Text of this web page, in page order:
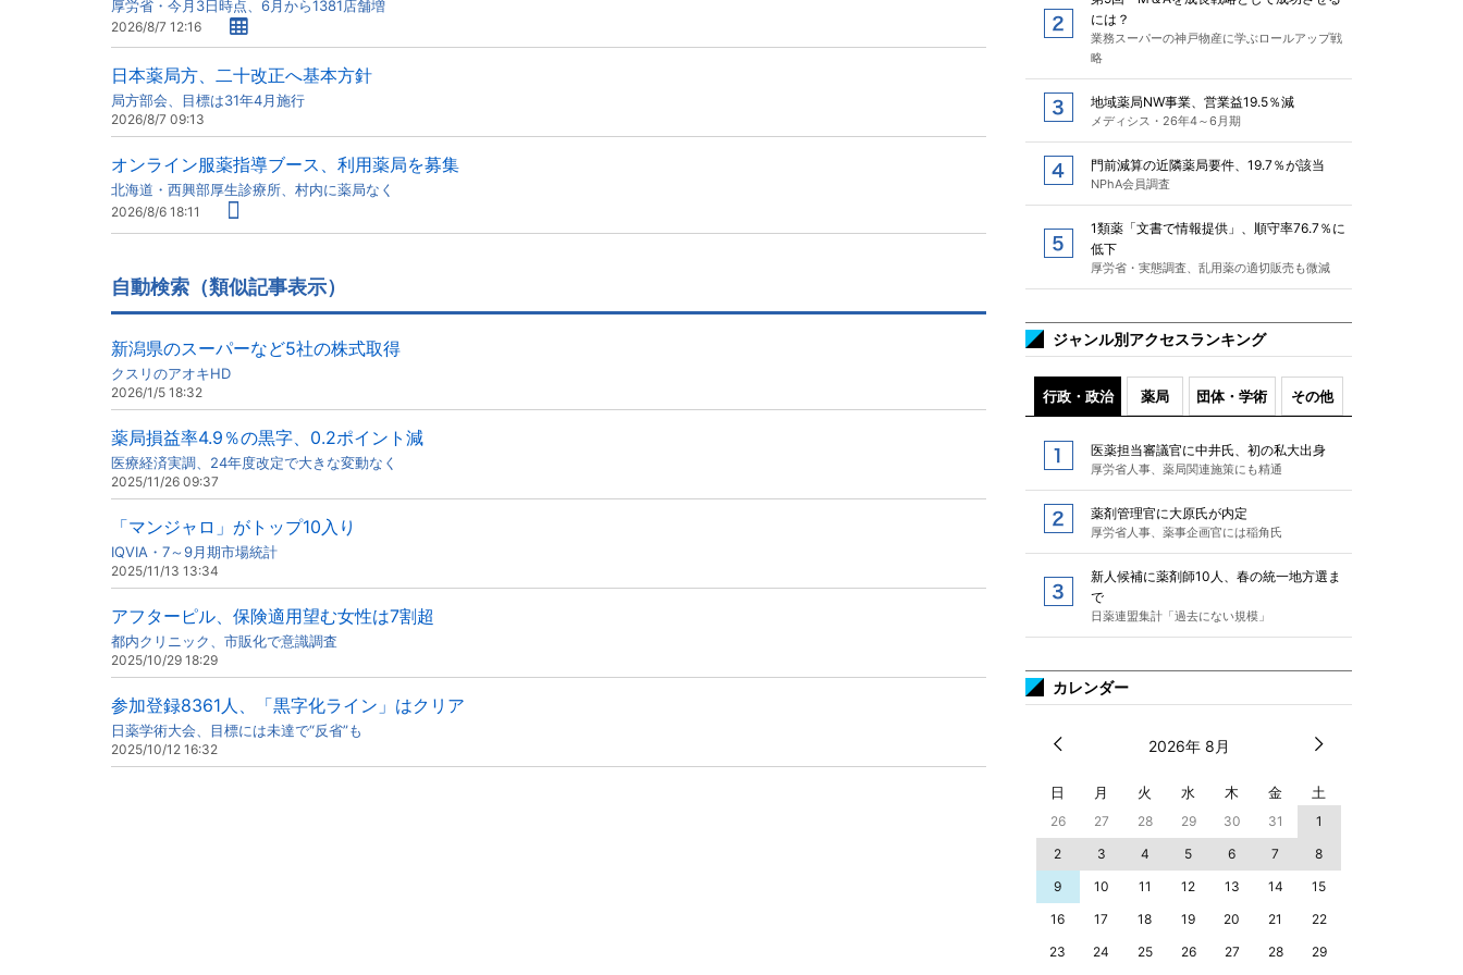
厚労省・今月3日時点、6月から1381店舗増
2026/8/7 12:16
日本薬局方、二十改正へ基本方針
局方部会、目標は31年4月施行
2026/8/7 09:13
オンライン服薬指導ブース、利用薬局を募集
北海道・西興部厚生診療所、村内に薬局なく
2026/8/6 18:11
自動検索（類似記事表示）
新潟県のスーパーなど5社の株式取得
クスリのアオキHD
2026/1/5 18:32
薬局損益率4.9％の黒字、0.2ポイント減
医療経済実調、24年度改定で大きな変動なく
2025/11/26 09:37
「マンジャロ」がトップ10入り
IQVIA・7～9月期市場統計
2025/11/13 13:34
アフターピル、保険適用望む女性は7割超
都内クリニック、市販化で意識調査
2025/10/29 18:29
参加登録8361人、「黒字化ライン」はクリア
日薬学術大会、目標には未達で“反省”も
2025/10/12 16:32
には？
業務スーパーの神戸物産に学ぶロールアップ戦
略
地域薬局NW事業、営業益19.5％減
メディシス・26年4～6月期
門前減算の近隣薬局要件、19.7％が該当
NPhA会員調査
1類薬「文書で情報提供」、順守率76.7％に
低下
厚労省・実態調査、乱用薬の適切販売も微減
ジャンル別アクセスランキング
行政・政治 薬局 団体・学術 その他
医薬担当審議官に中井氏、初の私大出身
厚労省人事、薬局関連施策にも精通
薬剤管理官に大原氏が内定
厚労省人事、薬事企画官には稲角氏
新人候補に薬剤師10人、春の統一地方選ま
で
日薬連盟集計「過去にない規模」
カレンダー
2026年 8月
日 月 火 水 木 金 土
26 27 28 29 30 31
1
2
3 4 5 6 7
8
9
10 11 12 13 14
15
16
17 18 19 20 21
22
23
24 25 26 27 28
29